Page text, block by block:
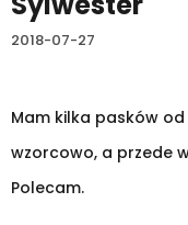
2018-07-27
Mam kilka pasków
wzorcowo, a przede
Polecam.